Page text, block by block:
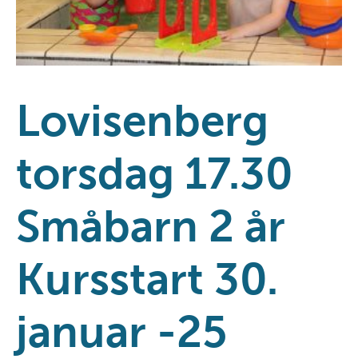
Lovisenberg
torsdag 17.30
Småbarn 2 år
Kursstart 30.
januar -25